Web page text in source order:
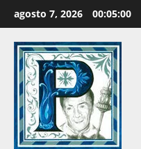
al
contenido
agosto 7, 2026 00:05:02